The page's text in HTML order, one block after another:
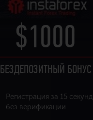
$1000
БЕЗДЕПОЗИТНЫЙ БОНУС
Регистрация за 15 секунд
без верификации